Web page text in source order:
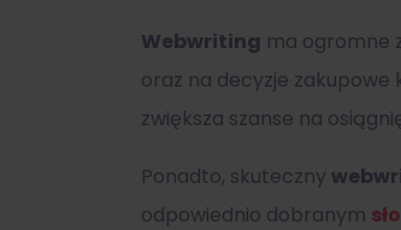
Webwriting ma ogromne
oraz na decyzje zakupowe
zwiększa szanse na
Ponadto, skuteczny
odpowiednio dobranym